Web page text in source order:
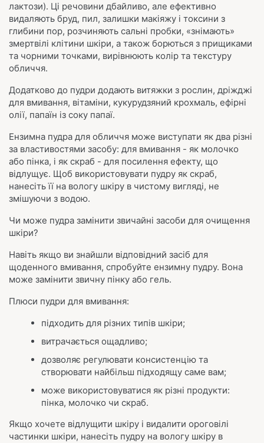
лактози). Ці речовини дбайливо, але ефективно
видаляють бруд, пил, залишки макіяжу і токсини з
глибини пор, розчиняють сальні пробки, «знімають»
змертвілі клітини шкіри, а також борються з прищиками
та чорними точками, вирівнюють колір та текстуру
обличчя.
Додатково до пудри додають витяжки з рослин, дріжджі
для вмивання, вітаміни, кукурудзяний крохмаль, ефірні
олії, папаїн із соку папаї.
Ензимна пудра для обличчя може виступати як два різні
за властивостями засобу: для вмивання - як молочко
або пінка, і як скраб - для посилення ефекту, що
відлущує. Щоб використовувати пудру як скраб,
нанесіть її на вологу шкіру в чистому вигляді, не
змішуючи з водою.
Чи може пудра замінити звичайні засоби для очищення
шкіри?
Навіть якщо ви знайшли відповідний засіб для
щоденного вмивання, спробуйте ензимну пудру. Вона
може замінити звичну пінку або гель.
Плюси пудри для вмивання:
підходить для різних типів шкіри;
витрачається ощадливо;
дозволяє регулювати консистенцію та
створювати найбільш підходящу саме вам;
може використовуватися як різні продукти:
пінка, молочко чи скраб.
Якщо хочете відлущити шкіру і видалити ороговілі
частинки шкіри, нанесіть пудру на вологу шкіру в